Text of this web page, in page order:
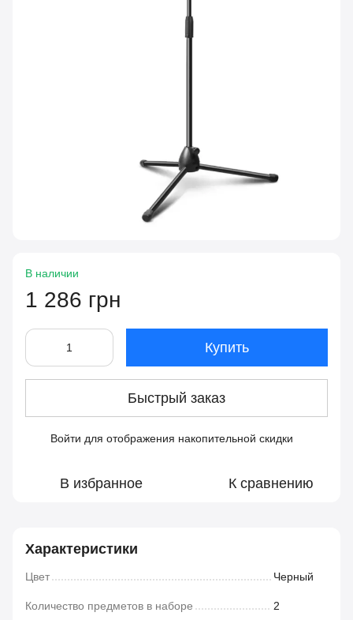
В наличии
1 286 грн
Купить
Быстрый заказ
Войти для отображения накопительной скидки
В избранное К сравнению
Характеристики
Цвет Черный
Количество предметов в наборе 2